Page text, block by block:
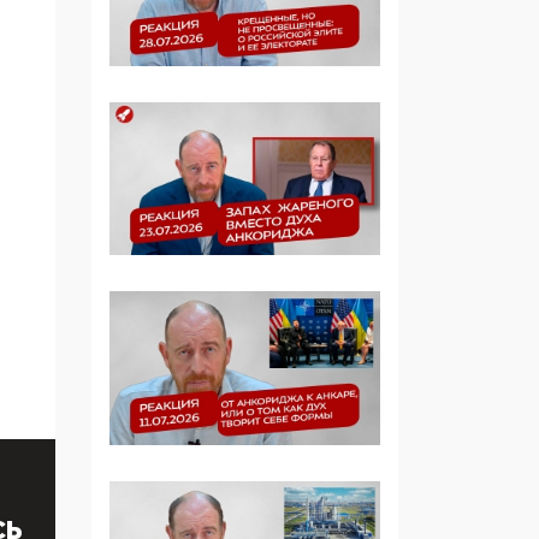
07:39, 25 Мая 2026
Манифест против
семьи и традиционных
ценностей: «Новые
люди» поднимают
электорат феминисток
на битву с
мужчинами-«бабуинам
Эзотерика,
инфоцыганство и
лженаука под ширмой
защиты традиционных
ценностей: кто и с чем
выступал на форуме
будущего»